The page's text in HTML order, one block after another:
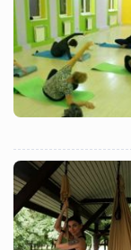
Назад
Назад